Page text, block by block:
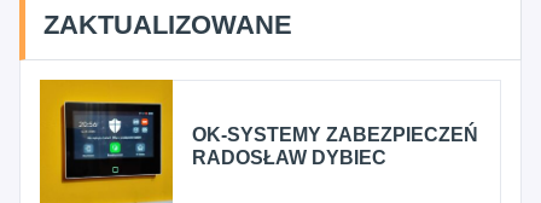
ZAKTUALIZOWANE
OK-SYSTEMY ZABEZPIECZEŃ
RADOSŁAW DYBIEC